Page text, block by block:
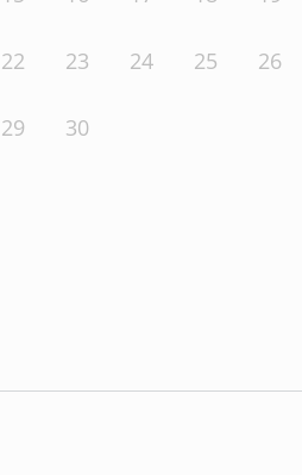
22 23 24 25 26
29 30